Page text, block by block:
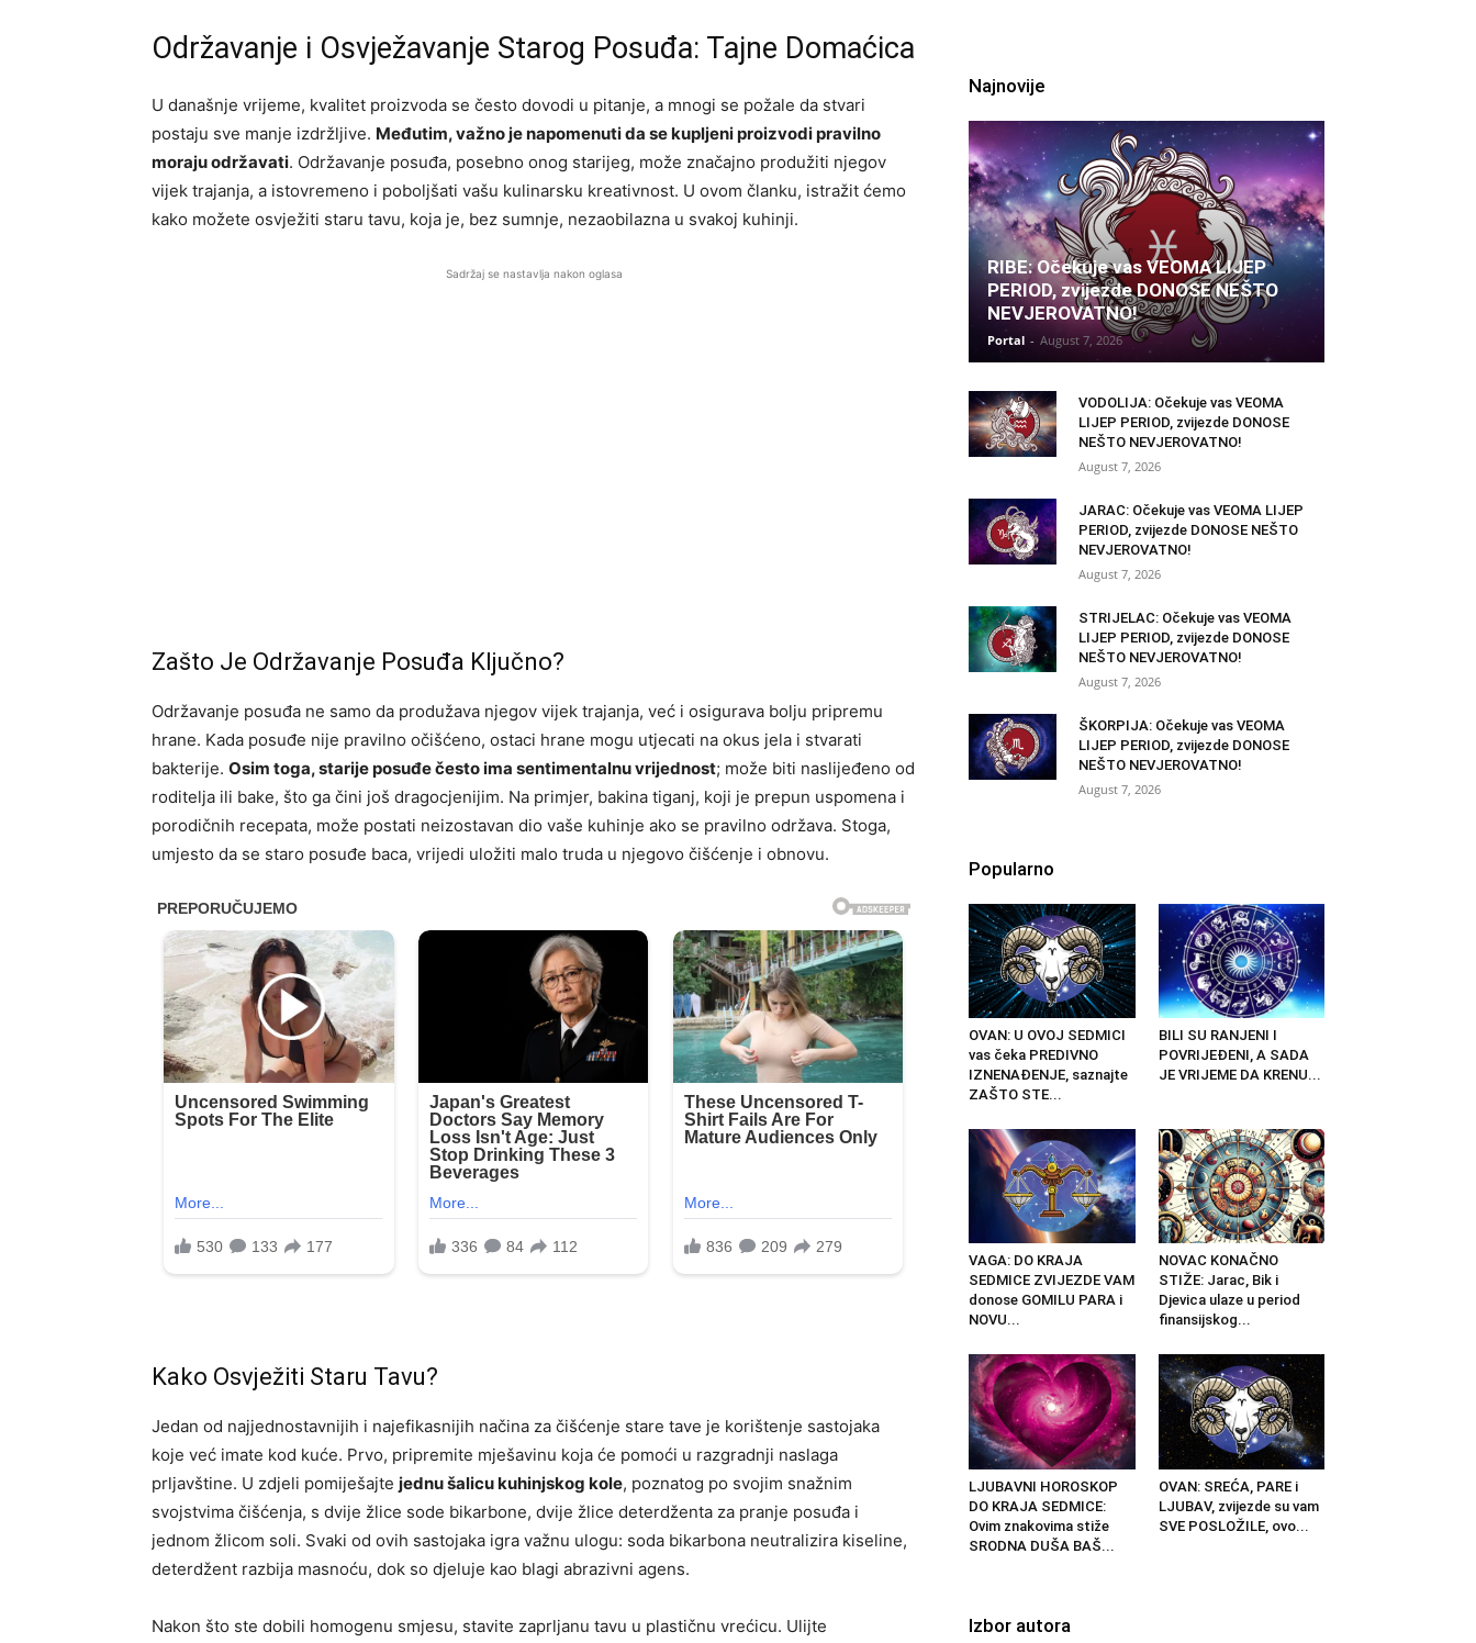
Održavanje i Osvježavanje Starog Posuđa: Tajne Domaćica
U današnje vrijeme, kvalitet proizvoda se često dovodi u pitanje, a mnogi se požale da stvari
postaju sve manje izdržljive. Međutim, važno je napomenuti da se kupljeni proizvodi pravilno
moraju održavati. Održavanje posuđa, posebno onog starijeg, može značajno produžiti njegov
vijek trajanja, a istovremeno i poboljšati vašu kulinarsku kreativnost. U ovom članku, istražit ćemo
kako možete osvježiti staru tavu, koja je, bez sumnje, nezaobilazna u svakoj kuhinji.
Sadržaj se nastavlja nakon oglasa
Zašto Je Održavanje Posuđa Ključno?
Održavanje posuđa ne samo da produžava njegov vijek trajanja, već i osigurava bolju pripremu
hrane. Kada posuđe nije pravilno očišćeno, ostaci hrane mogu utjecati na okus jela i stvarati
bakterije. Osim toga, starije posuđe često ima sentimentalnu vrijednost; može biti naslijeđeno od
roditelja ili bake, što ga čini još dragocjenijim. Na primjer, bakina tiganj, koji je prepun uspomena i
porodičnih recepata, može postati neizostavan dio vaše kuhinje ako se pravilno održava. Stoga,
umjesto da se staro posuđe baca, vrijedi uložiti malo truda u njegovo čišćenje i obnovu.
Kako Osvježiti Staru Tavu?
Jedan od najjednostavnijih i najefikasnijih načina za čišćenje stare tave je korištenje sastojaka
koje već imate kod kuće. Prvo, pripremite mješavinu koja će pomoći u razgradnji naslaga
prljavštine. U zdjeli pomiješajte jednu šalicu kuhinjskog kole, poznatog po svojim snažnim
svojstvima čišćenja, s dvije žlice sode bikarbone, dvije žlice deterdženta za pranje posuđa i
jednom žlicom soli. Svaki od ovih sastojaka igra važnu ulogu: soda bikarbona neutralizira kiseline,
deterdžent razbija masnoću, dok so djeluje kao blagi abrazivni agens.
Nakon što ste dobili homogenu smjesu, stavite zaprljanu tavu u plastičnu vrećicu. Ulijte
Najnovije
RIBE: Očekuje vas VEOMA LIJEP
PERIOD, zvijezde DONOSE NEŠTO
NEVJEROVATNO!
Portal - August 7, 2026
VODOLIJA: Očekuje vas VEOMA
LIJEP PERIOD, zvijezde DONOSE
NEŠTO NEVJEROVATNO!
August 7, 2026
JARAC: Očekuje vas VEOMA LIJEP
PERIOD, zvijezde DONOSE NEŠTO
NEVJEROVATNO!
August 7, 2026
STRIJELAC: Očekuje vas VEOMA
LIJEP PERIOD, zvijezde DONOSE
NEŠTO NEVJEROVATNO!
August 7, 2026
ŠKORPIJA: Očekuje vas VEOMA
LIJEP PERIOD, zvijezde DONOSE
NEŠTO NEVJEROVATNO!
August 7, 2026
Popularno
OVAN: U OVOJ SEDMICI
vas čeka PREDIVNO
IZNENAĐENJE, saznajte
ZAŠTO STE...
BILI SU RANJENI I
POVRIJEĐENI, A SADA
JE VRIJEME DA KRENU...
VAGA: DO KRAJA
SEDMICE ZVIJEZDE VAM
donose GOMILU PARA i
NOVU...
NOVAC KONAČNO
STIŽE: Jarac, Bik i
Djevica ulaze u period
finansijskog...
LJUBAVNI HOROSKOP
DO KRAJA SEDMICE:
Ovim znakovima stiže
SRODNA DUŠA BAŠ...
OVAN: SREĆA, PARE i
LJUBAV, zvijezde su vam
SVE POSLOŽILE, ovo...
Izbor autora